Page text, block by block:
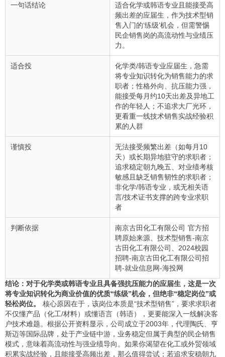
一句话结论
适合化学或韩语专业且能接受高
频出差的应届生，作为技术型销
售入门的‘练级’机会，但需警惕
民企销售岗的高流动性与业绩压
力。
适合投
化学类/韩语专业应届生，急需
将专业知识转化为销售能力的求
职者；性格外向、抗压能力强，
能接受每月约10天出差及异地工
作的年轻人；不追求大厂光环，
更看重一线技术销售实战经验积
累的人群
谨慎投
无法接受频繁出差（如每月10
天）或长期异地驻守的求职者；
追求稳定朝九晚五、对业绩考核
敏感且缺乏销售韧性的求职者；
非化学/韩语专业，或无相关语
言/技术证书支撑的跨专业求职
者
判断依据
南京古田化工有限公司 官方招
聘原始来源、技术型销售-南京
古田化工有限公司、2024校园
招聘-南京古田化工有限公司招
聘-就业信息网-海投网
结论：对于化学类或韩语专业且具备强抗压能力的应届生，这是一次
将专业知识转化为商业价值的优质“练级”机会，但绝非“稳定岗位”或
轻松岗位。
核心原因在于，该岗位本质是“技术型销售”，要求求职者
不仅懂产品（化工/材料）或懂语言（韩语），更要能深入一线解决客
户技术难题。根据公开资料显示，公司成立于2003年，代理陶氏、亨
斯迈等国际品牌，处于产业链中游，业务稳定但属于典型的民企销售
模式，意味着高流动性与强业绩导向。如果你渴望在化工或外贸领域
积累实战经验，且能接受高频出差，那么值得尝试；若追求安稳朝九